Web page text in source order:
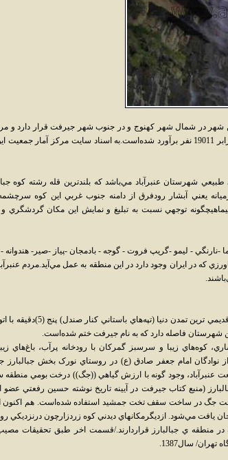
شهر در شمال شهر کهنوج و در جنوب شهر جيرفت قرار دارد و
طبيعي شهرستان عنبرآباد مي‌باشد که بلندترين قله رشته کوه
يعني آبشار رودفرق از دامنه جنوب غربي اين کوه
توجهي نسبت به تبليغ و نمايش اين مکان گردشگري
-نارنگي - ليمو -گريپ فروت - گوجه - بادمجان -پياز -صير- هندوانه
که در ايران وجود دارد در اين منطقه به عمل مي‌آيد.مردم
تپه‌هاي باستاني کنارصندل:معرف ترين و قديمي ترين
شهرستان فاصله دارد که به نام جيرفت ختم شده‌است.
کوه‌هاي زيبا و سرسبز گمرکان با رودخانه پرآب، باغ‌هاي
نوادگان امام جعفر صادق (ع) در روستاي نورک بخش جبالبارز
وجود گونه با ارزش گياهي ((جگ)) درخت بومي منطقه
(منبع کتاب جيرفت در آيينه تاريخ نوشته حسين رفعتي عضو
درخت جگ در ساخت سقف تخت جمشيد استفاده شده‌است. هم اکنون
يافت مي‌شود. ازديگرمكانهاي ديدني كوه زردزارچون درنزديكي
در منطقه ي جبالبارز قراردارند./قسمت اخر طبق تحقيقات
سال1387.